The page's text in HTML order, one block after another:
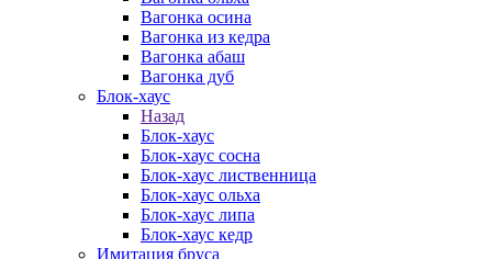
Вагонка осина
Вагонка из кедра
Вагонка абаш
Вагонка дуб
Блок-хаус
Назад
Блок-хаус
Блок-хаус сосна
Блок-хаус лиственница
Блок-хаус ольха
Блок-хаус липа
Блок-хаус кедр
Имитация бруса